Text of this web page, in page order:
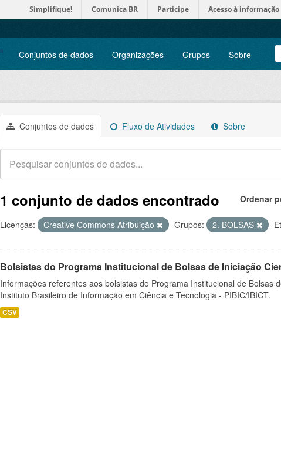
Simplifique! Comunica BR Participe Acesso à informação
Conjuntos de dados Organizações Grupos Sobre
Conjuntos de dados Fluxo de Atividades Sobre
Ordenar
1 conjunto de dados encontrado
Licenças: Creative Commons Atribuição Grupos: 2. BOLSAS
Bolsistas do Programa Institucional de Bolsas de Iniciação
Informações referentes aos bolsistas do Programa Institucional de Bolsas
Instituto Brasileiro de Informação em Ciência e Tecnologia - PIBIC/IBICT.
CSV